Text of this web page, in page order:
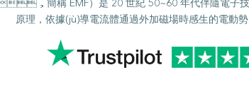
，簡稱 EMF）是 20 世紀 50~60 年代伴隨電子
原理，依據(jù)導電流體通過外加磁場時感生的電動勢